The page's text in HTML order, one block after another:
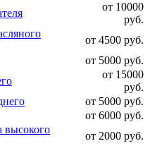
от 10000
руб.
от 4500 руб.
от 5000 руб.
от 15000
руб.
от 5000 руб.
от 6000 руб.
высокого
от 2000 руб.